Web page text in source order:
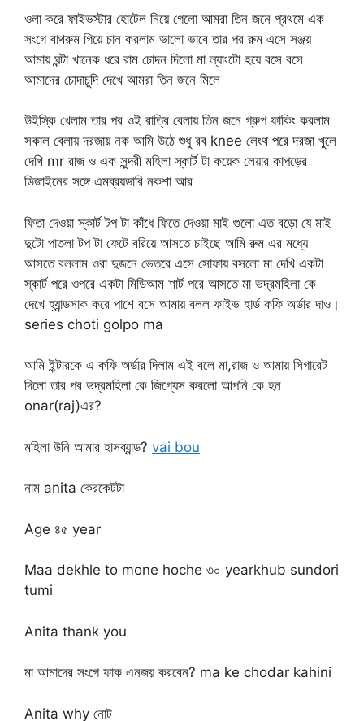
ওলা করে ফাইভস্টার হোটেল নিয়ে গেলো আমরা তিন জনে প্রথমে এক
সংগে বাথরুম গিয়ে চান করলাম ভালো ভাবে তার পর রুম এসে সঞ্জয়
আমায় ঘন্টা খানেক ধরে রাম চোদন দিলো মা ল্যাংটো হয়ে বসে বসে
আমাদের চোদাচুদি দেখে আমরা তিন জনে মিলে
উইস্কি খেলাম তার পর ওই রাত্রি বেলায় তিন জনে গ্রুপ ফাকিং করলাম
সকাল বেলায় দরজায় নক আমি উঠে শুধু রব knee লেংথ পরে দরজা খুলে
দেখি mr রাজ ও এক সুন্দরী মহিলা স্কার্ট টা কয়েক লেয়ার কাপড়ের
ডিজাইনের সঙ্গে এমব্রয়ডারি নকশা আর
ফিতা দেওয়া স্কার্ট টপ টা কাঁধে ফিতে দেওয়া মাই গুলো এত বড়ো যে মাই
দুটো পাতলা টপ টা ফেটে বরিয়ে আসতে চাইছে আমি রুম এর মধ্যে
আসতে বললাম ওরা দুজনে ভেতরে এসে সোফায় বসলো মা দেখি একটা
স্কার্ট পরে ওপরে একটা মিডিআম শার্ট পরে আসতে মা ভদ্রমহিলা কে
দেখে হ্যান্ডসাক করে পাশে বসে আমায় বলল ফাইভ হার্ড কফি অর্ডার দাও।
series choti golpo ma
আমি ইন্টারকে এ কফি অর্ডার দিলাম এই বলে মা,রাজ ও আমায় সিগারেট
দিলো তার পর ভদ্রমহিলা কে জিগ্যেস করলো আপনি কে হন
onar(raj)এর?
মহিলা উনি আমার হাসব্যান্ড? vai bou
নাম anita কেরকেটটা
Age ৪৫ year
Maa dekhle to mone hoche ৩০ yearkhub sundori
tumi
Anita thank you
মা আমাদের সংগে ফাক এনজয় করবেন? ma ke chodar kahini
Anita why নোট